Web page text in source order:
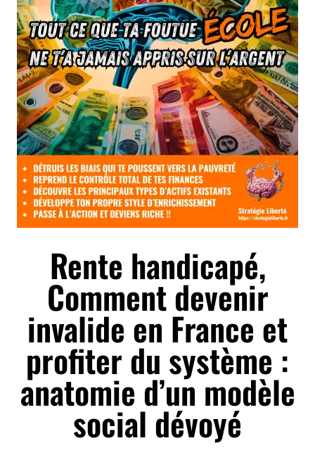
Rente handicapé,
Comment devenir
invalide en France et
profiter du système :
anatomie d’un modèle
social dévoyé